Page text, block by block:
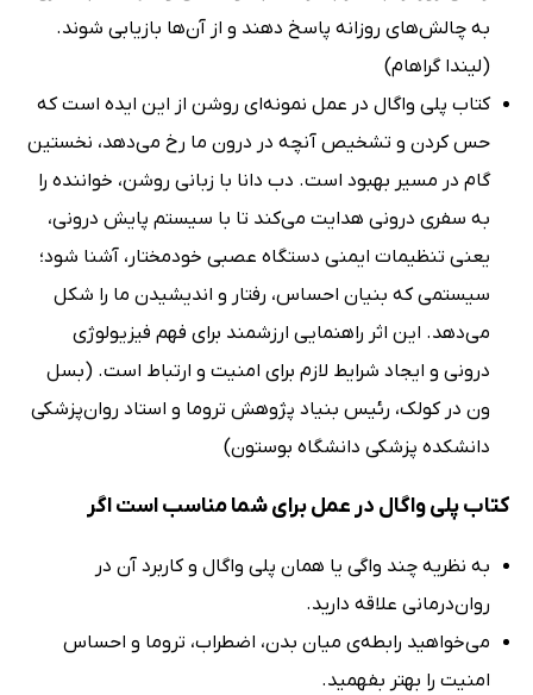
به چالش‌های روزانه پاسخ دهند و از آن‌ها بازیابی شوند.
(لیندا گراهام)
کتاب پلی واگال در عمل نمونه‌ای روشن از این ایده است که
حس کردن و تشخیص آنچه در درون ما رخ می‌دهد، نخستین
گام در مسیر بهبود است. دب دانا با زبانی روشن، خواننده را
به سفری درونی هدایت می‌کند تا با سیستم پایش درونی،
یعنی تنظیمات ایمنی دستگاه عصبی خودمختار، آشنا شود؛
سیستمی که بنیان احساس، رفتار و اندیشیدن ما را شکل
می‌دهد. این اثر راهنمایی ارزشمند برای فهم فیزیولوژی
درونی و ایجاد شرایط لازم برای امنیت و ارتباط است. (بسل
ون در کولک، رئیس بنیاد پژوهش تروما و استاد روان‌پزشکی
دانشکده پزشکی دانشگاه بوستون)
کتاب پلی واگال در عمل برای شما مناسب است اگر
به نظریه چند واگی یا همان پلی واگال و کاربرد آن در
روان‌درمانی علاقه دارید.
می‌خواهید رابطه‌ی میان بدن، اضطراب، تروما و احساس
امنیت را بهتر بفهمید.